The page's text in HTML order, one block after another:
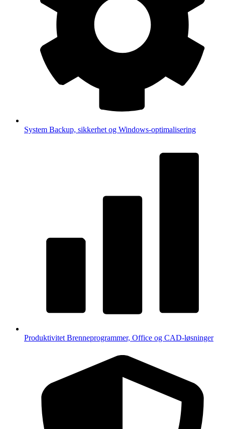
System Backup, sikkerhet og Windows-optimalisering
Produktivitet Brenneprogrammer, Office og CAD-løsninger